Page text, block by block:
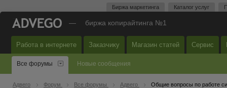
Биржа маркетинга Каталог услуг
— биржа копирайтинга №1
Работа в интернете Заказчику Магазин статей Сервис
Все форумы Новые сообщения
Адвего Форум Все форумы Адвего Общие вопросы по работе